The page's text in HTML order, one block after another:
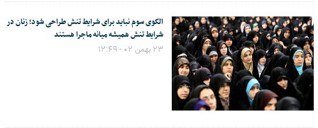
الگوی سوم نباید برای شرایط تنش طراحی شود؛ زنان در
شرایط تنش همیشه میانه ماجرا هستند
۲۳ بهمن ۰۲ - ۱۲:۴۹